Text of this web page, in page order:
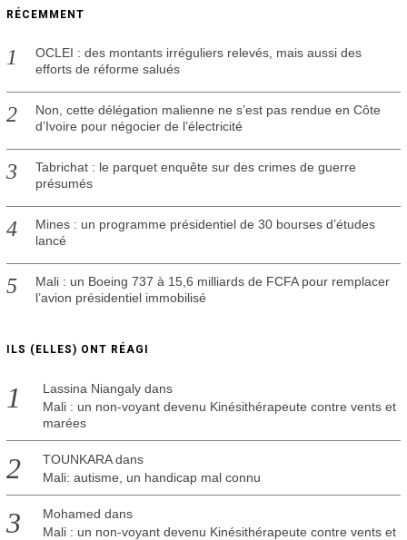
RÉCEMMENT
OCLEI : des montants irréguliers relevés, mais aussi des
efforts de réforme salués
Non, cette délégation malienne ne s’est pas rendue en Côte
d’Ivoire pour négocier de l’électricité
Tabrichat : le parquet enquête sur des crimes de guerre
présumés
Mines : un programme présidentiel de 30 bourses d’études
lancé
Mali : un Boeing 737 à 15,6 milliards de FCFA pour remplacer
l’avion présidentiel immobilisé
ILS (ELLES) ONT RÉAGI
Lassina Niangalydans
Mali : un non-voyant devenu Kinésithérapeute contre vents et
marées
TOUNKARAdans
Mali: autisme, un handicap mal connu
Mohamed dans
Mali : un non-voyant devenu Kinésithérapeute contre vents et